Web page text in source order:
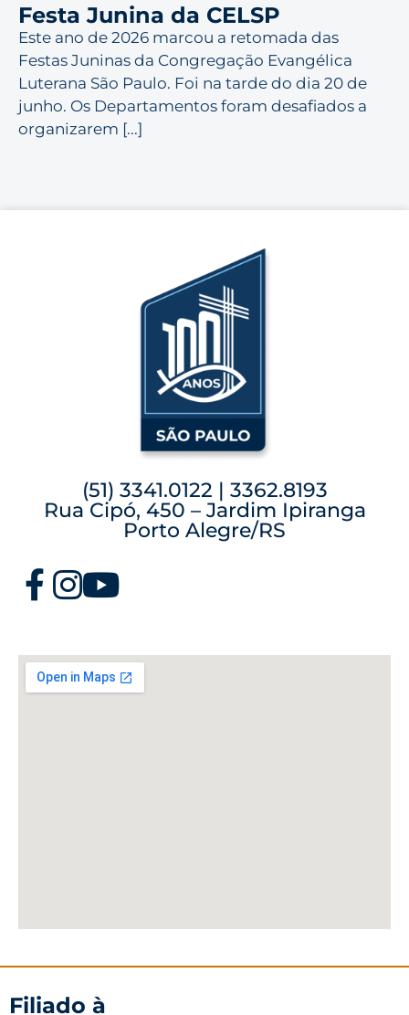
Festa Junina da CELSP
Este ano de 2026 marcou a retomada das
Festas Juninas da Congregação Evangélica
Luterana São Paulo. Foi na tarde do dia 20 de
junho. Os Departamentos foram desafiados a
organizarem [...]
(51) 3341.0122 | 3362.8193
Rua Cipó, 450 – Jardim Ipiranga
Porto Alegre/RS
Filiado à